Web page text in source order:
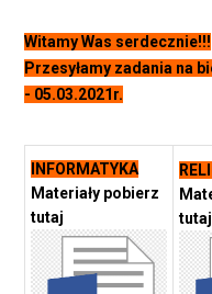
Witamy Was serdecznie!!!
Przesyłamy zadania na
- 05.03.2021r.
INFORMATYKA
Materiały pobierz
tutaj
tutaj